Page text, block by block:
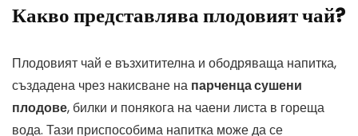
Какво представлява плодовият чай?
Плодовият чай е възхитителна и ободряваща напитка,
създадена чрез накисване на парченца сушени
плодове, билки и понякога на чаени листа в гореща
вода. Тази приспособима напитка може да се